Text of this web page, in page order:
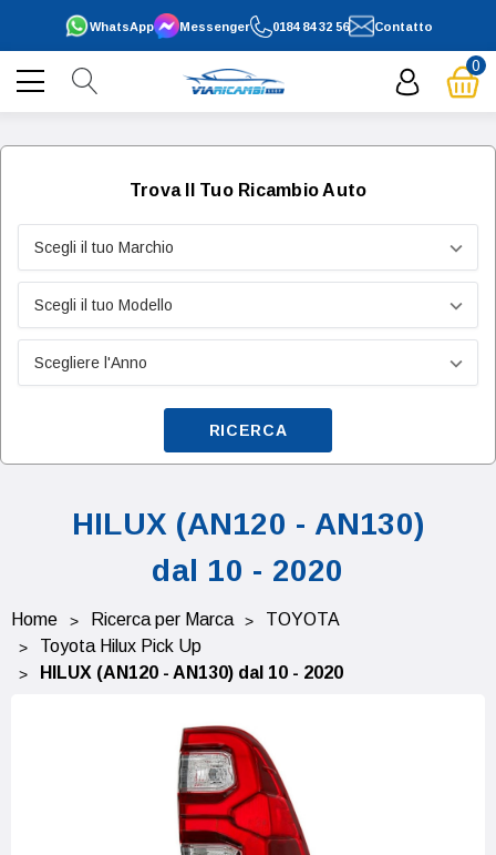
0184 84 32 56
WhatsApp Contatto
Messenger
0
Trova Il Tuo Ricambio Auto
RICERCA
HILUX (AN120 - AN130)
dal 10 - 2020
Home Ricerca per Marca
TOYOTA
Toyota Hilux Pick Up
HILUX (AN120 - AN130) dal 10 - 2020